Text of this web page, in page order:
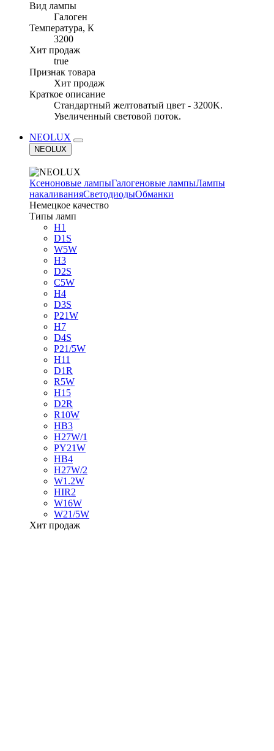
Вид лампы
Галоген
Температура, К
3200
Хит продаж
true
Признак товара
Хит продаж
Краткое описание
Стандартный желтоватый цвет - 3200K.
Увеличенный световой поток.
NEOLUX
NEOLUX
Ксеноновые лампыГалогеновые лампыЛампы
накаливанияСветодиодыОбманки
Немецкое качество
Типы ламп
H1
D1S
W5W
H3
D2S
C5W
H4
D3S
P21W
H7
D4S
P21/5W
H11
D1R
R5W
H15
D2R
R10W
HB3
H27W/1
PY21W
HB4
H27W/2
W1.2W
HIR2
W16W
W21/5W
Хит продаж